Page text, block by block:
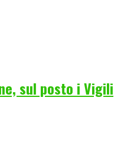
sul posto i Vigili